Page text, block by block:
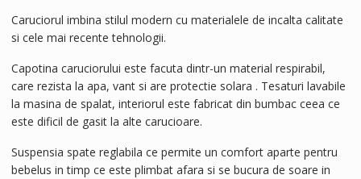
Caruciorul imbina stilul modern cu materialele de incalta calitate
si cele mai recente tehnologii.
Capotina caruciorului este facuta dintr-un material respirabil,
care rezista la apa, vant si are protectie solara . Tesaturi lavabile
la masina de spalat, interiorul este fabricat din bumbac ceea ce
este dificil de gasit la alte carucioare.
Suspensia spate reglabila ce permite un comfort aparte pentru
bebelus in timp ce este plimbat afara si se bucura de soare in